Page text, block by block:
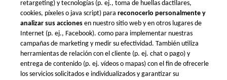
Newsletter
Quiénes somos
Garantía y control de calidad
Envíos internacionales
Contacto en Europa
Email: info@xometry.eu
Tel: +49 893 803 4818